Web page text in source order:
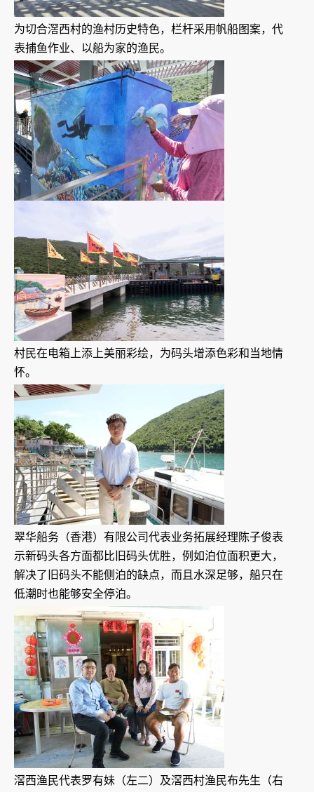
为切合滘西村的渔村历史特色，栏杆采用帆船图案，代
表捕鱼作业、以船为家的渔民。
村民在电箱上添上美丽彩绘，为码头增添色彩和当地情
怀。
翠华船务（香港）有限公司代表业务拓展经理陈子俊表
示新码头各方面都比旧码头优胜，例如泊位面积更大，
解决了旧码头不能侧泊的缺点，而且水深足够，船只在
低潮时也能够安全停泊。
滘西渔民代表罗有妹（左二）及滘西村渔民布先生（右